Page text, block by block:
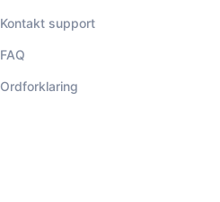
Kontakt support
FAQ
Ordforklaring